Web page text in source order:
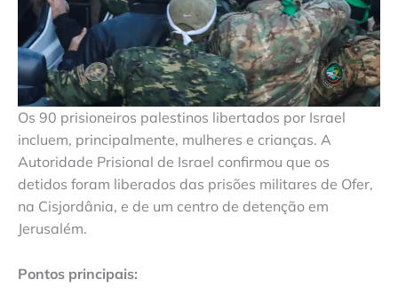
Os 90 prisioneiros palestinos libertados por Israel
incluem, principalmente, mulheres e crianças. A
Autoridade Prisional de Israel confirmou que os
detidos foram liberados das prisões militares de Ofer,
na Cisjordânia, e de um centro de detenção em
Jerusalém.
Pontos principais: